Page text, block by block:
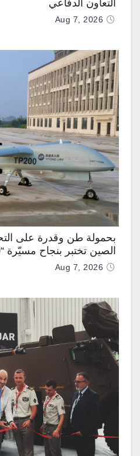
التعاون الدفاعي
Aug 7, 2026
الصين تختبر بنجاح مسيّرة “TP200”
Aug 7, 2026